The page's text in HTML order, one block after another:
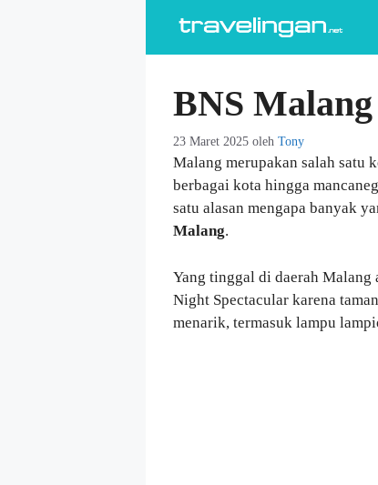
BNS
23 Maret 2025 oleh Tony
Malang merupakan salah satu
berbagai kota hingga
satu alasan mengapa banyak
Malang.
Yang tinggal di daerah Malang
Night Spectacular karena
menarik, termasuk lampu